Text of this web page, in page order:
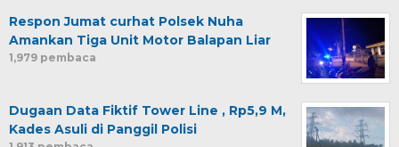
Respon Jumat curhat Polsek Nuha
Amankan Tiga Unit Motor Balapan Liar
1,979 pembaca
Dugaan Data Fiktif Tower Line , Rp5,9 M,
Kades Asuli di Panggil Polisi